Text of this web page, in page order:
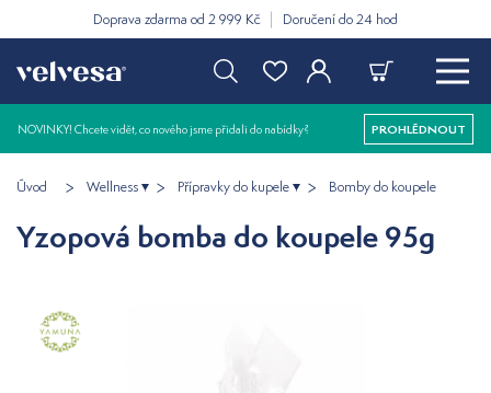
Doprava zdarma od 2 999 Kč Doručení do 24 hod
NOVINKY! Chcete vidět, co nového jsme přidali do nabídky? PROHLÉDNOUT
Úvod Wellness Přípravky do kupele Bomby do koupele
Yzopová bomba do koupele 95g